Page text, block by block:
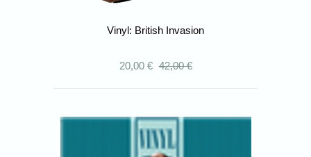
Vinyl: British Invasion
20,00 € 42,00 €